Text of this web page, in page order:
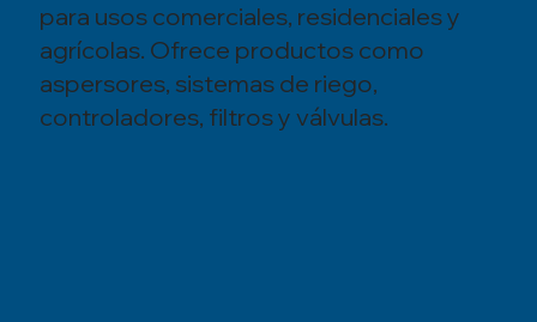
para usos comerciales, residenciales y
agrícolas. Ofrece productos como
aspersores, sistemas de riego,
controladores, filtros y válvulas.